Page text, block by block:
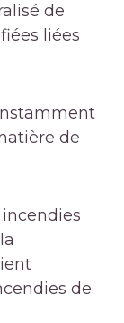
de
liées
de
de